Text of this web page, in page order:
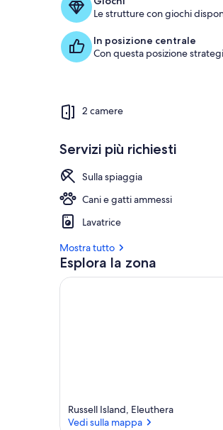
Le strutture con giochi
In posizione centrale
Con questa posizione
2 camere
Servizi più richiesti
Sulla spiaggia
Cani e gatti ammessi
Lavatrice
Mostra tutto
Esplora la zona
Russell Island, Eleuthera
Vedi sulla mappa